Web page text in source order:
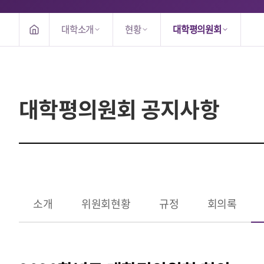
대학소개 현황 대학평의원회
대학평의원회 공지사항
소개 위원회현황 규정 회의록